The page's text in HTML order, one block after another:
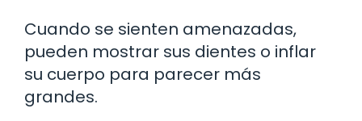
Cuando se sienten amenazadas,
pueden mostrar sus dientes o inflar
su cuerpo para parecer más
grandes.